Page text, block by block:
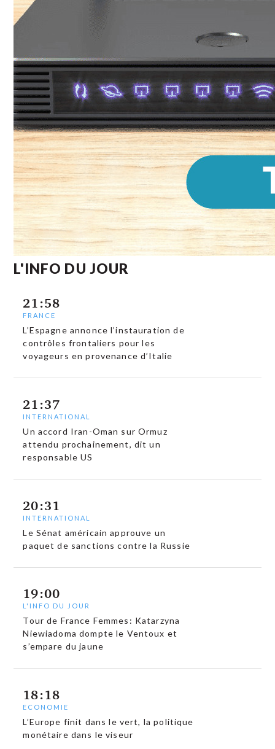
L'INFO DU JOUR
21:58
FRANCE
L’Espagne annonce l’instauration de
contrôles frontaliers pour les
voyageurs en provenance d’Italie
21:37
INTERNATIONAL
Un accord Iran-Oman sur Ormuz
attendu prochainement, dit un
responsable US
20:31
INTERNATIONAL
Le Sénat américain approuve un
paquet de sanctions contre la Russie
19:00
L'INFO DU JOUR
Tour de France Femmes: Katarzyna
Niewiadoma dompte le Ventoux et
s’empare du jaune
18:18
ECONOMIE
L’Europe finit dans le vert, la politique
monétaire dans le viseur